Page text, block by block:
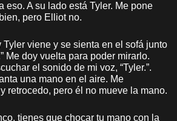
eso. A su lado está Tyler. Me pone
pero Elliot no.
Tyler viene y se sienta en el sofá junto
Me doy vuelta para poder mirarlo.
el sonido de mi voz, “Tyler.”.
una mano en el aire. Me
retrocedo, pero él no mueve la mano.
tienes que chocar tu mano con la